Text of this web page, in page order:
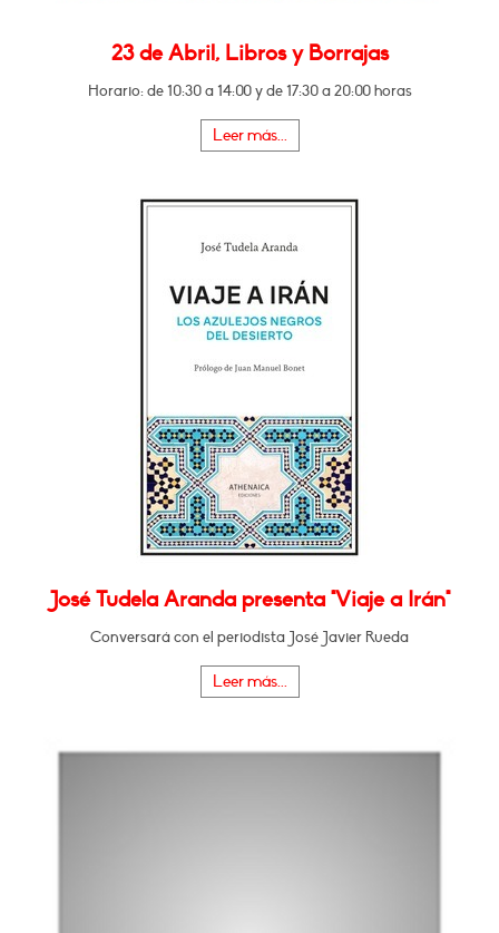
23 de Abril, Libros y Borrajas
Horario: de 10:30 a 14:00 y de 17:30 a 20:00 horas
Leer más...
José Tudela Aranda presenta "Viaje a Irán"
Conversará con el periodista José Javier Rueda
Leer más...